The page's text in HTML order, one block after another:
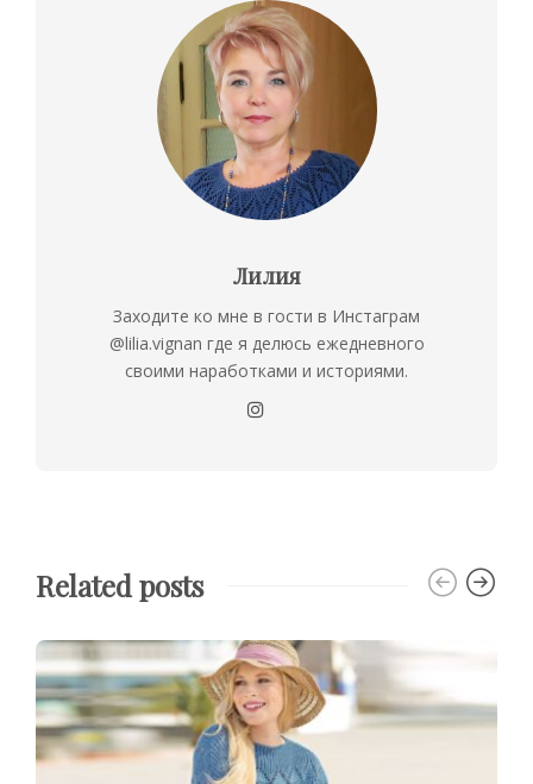
Лилия
Заходите ко мне в гости в Инстаграм
@lilia.vignan где я делюсь ежедневного
своими наработками и историями.
Related posts